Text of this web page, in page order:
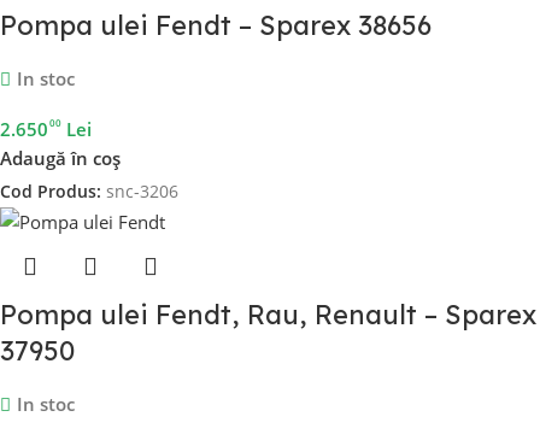
Pompa ulei Fendt – Sparex 38656
In stoc
2.65000 Lei
Adaugă în coș
Cod Produs: snc-3206
Pompa ulei Fendt, Rau, Renault – Sparex
37950
In stoc